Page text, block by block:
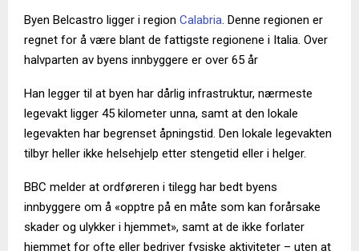
Byen Belcastro ligger i region Calabria. Denne regionen er
regnet for å være blant de fattigste regionene i Italia. Over
halvparten av byens innbyggere er over 65 år
Han legger til at byen har dårlig infrastruktur, nærmeste
legevakt ligger 45 kilometer unna, samt at den lokale
legevakten har begrenset åpningstid. Den lokale legevakten
tilbyr heller ikke helsehjelp etter stengetid eller i helger.
BBC melder at ordføreren i tilegg har bedt byens
innbyggere om å «opptre på en måte som kan forårsake
skader og ulykker i hjemmet», samt at de ikke forlater
hjemmet for ofte eller bedriver fysiske aktiviteter – uten at